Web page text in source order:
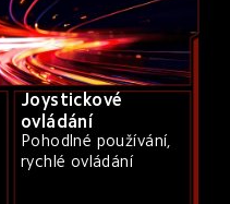
Joystickové
ovládání
Pohodlné používání,
rychlé ovládání